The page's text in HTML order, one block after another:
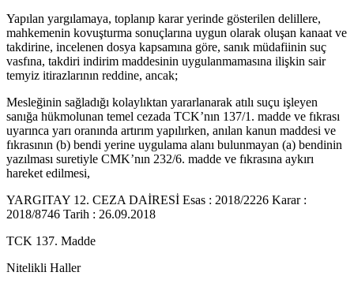
Yapılan yargılamaya, toplanıp karar yerinde gösterilen delillere,
mahkemenin kovuşturma sonuçlarına uygun olarak oluşan kanaat ve
takdirine, incelenen dosya kapsamına göre, sanık müdafiinin suç
vasfına, takdiri indirim maddesinin uygulanmamasına ilişkin sair
temyiz itirazlarının reddine, ancak;
Mesleğinin sağladığı kolaylıktan yararlanarak atılı suçu işleyen
sanığa hükmolunan temel cezada TCK’nın 137/1. madde ve fıkrası
uyarınca yarı oranında artırım yapılırken, anılan kanun maddesi ve
fıkrasının (b) bendi yerine uygulama alanı bulunmayan (a) bendinin
yazılması suretiyle CMK’nın 232/6. madde ve fıkrasına aykırı
hareket edilmesi,
YARGITAY 12. CEZA DAİRESİ Esas : 2018/2226 Karar :
2018/8746 Tarih : 26.09.2018
TCK 137. Madde
Nitelikli Haller